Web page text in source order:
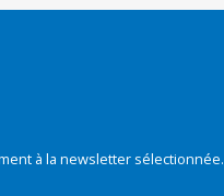
à la newsletter sélectionnée.